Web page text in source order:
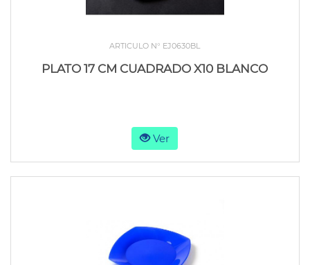
ARTICULO N° EJ0630BL
PLATO 17 CM CUADRADO X10 BLANCO
Ver